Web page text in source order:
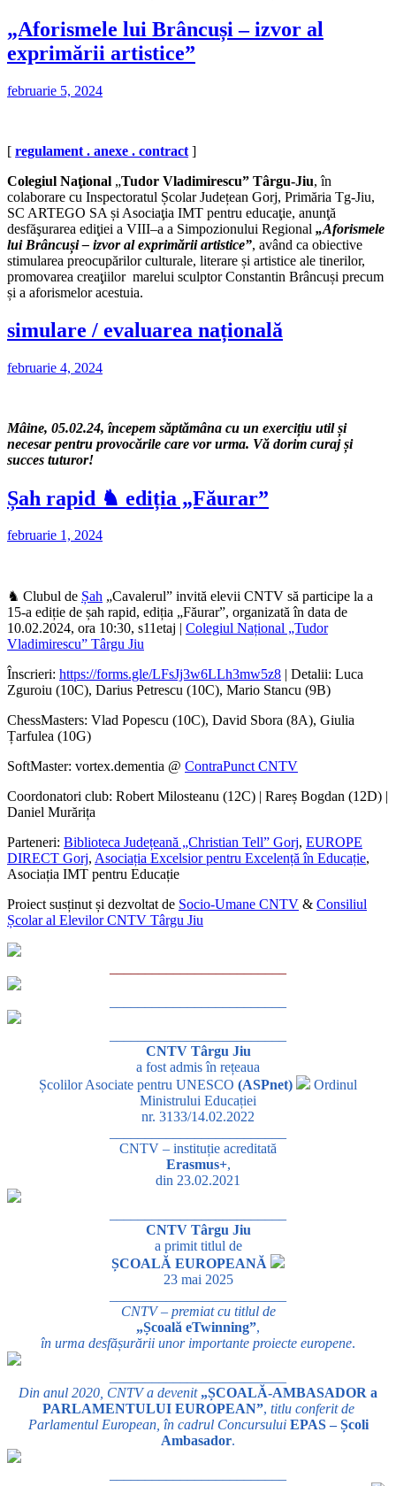
„Aforismele lui Brâncuși – izvor al
exprimării artistice”
februarie 5, 2024
[ regulament . anexe . contract ]
Colegiul Naţional „Tudor Vladimirescu” Târgu-Jiu, în
colaborare cu Inspectoratul Școlar Județean Gorj, Primăria Tg-Jiu,
SC ARTEGO SA și Asociaţia IMT pentru educaţie, anunţă
desfăşurarea ediţiei a VIII–a a Simpozionului Regional „Aforismele
lui Brâncuși – izvor al exprimării artistice”, având ca obiective
stimularea preocupărilor culturale, literare și artistice ale tinerilor,
promovarea creaţiilor marelui sculptor Constantin Brâncuși precum
și a aforismelor acestuia.
simulare / evaluarea națională
februarie 4, 2024
Mâine, 05.02.24, începem săptămâna cu un exercițiu util și
necesar pentru provocările care vor urma. Vă dorim curaj și
succes tuturor!
Șah rapid ♞ ediția „Făurar”
februarie 1, 2024
♞ Clubul de Șah „Cavalerul” invită elevii CNTV să participe la a
15-a ediție de șah rapid, ediția „Făurar”, organizată în data de
10.02.2024, ora 10:30, s11etaj | Colegiul Național „Tudor
Vladimirescu” Târgu Jiu
Înscrieri: https://forms.gle/LFsJj3w6LLh3mw5z8 | Detalii: Luca
Zguroiu (10C), Darius Petrescu (10C), Mario Stancu (9B)
ChessMasters: Vlad Popescu (10C), David Sbora (8A), Giulia
Țarfulea (10G)
SoftMaster: vortex.dementia @ ContraPunct CNTV
Coordonatori club: Robert Milosteanu (12C) | Rareș Bogdan (12D) |
Daniel Murărița
Parteneri: Biblioteca Județeană „Christian Tell” Gorj, EUROPE
DIRECT Gorj, Asociația Excelsior pentru Excelență în Educație,
Asociația IMT pentru Educație
Proiect susținut și dezvoltat de Socio-Umane CNTV & Consiliul
Școlar al Elevilor CNTV Târgu Jiu
CNTV Târgu Jiu
a fost admis în rețeaua
Școlilor Asociate pentru UNESCO (ASPnet)
Ordinul
Ministrului Educației
nr. 3133/14.02.2022
CNTV – instituție acreditată
Erasmus+,
din 23.02.2021
CNTV Târgu Jiu
a primit titlul de
ȘCOALĂ EUROPEANĂ
23 mai 2025
CNTV – premiat cu titlul de
„Școală eTwinning”,
în urma desfășurării unor importante proiecte europene.
Din anul 2020, CNTV a devenit „ȘCOALĂ-AMBASADOR a
PARLAMENTULUI EUROPEAN”, titlu conferit de
Parlamentul European, în cadrul Concursului EPAS – Școli
Ambasador.